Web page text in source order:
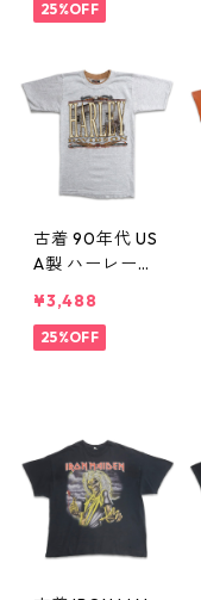
リントTシャツ
275n w60727
25%OFF
古着 90年代 US
A製 ハーレーダ
LEY-DAVIDSO
N モーターサイ
410267n w607
26
¥3,488
25%OFF